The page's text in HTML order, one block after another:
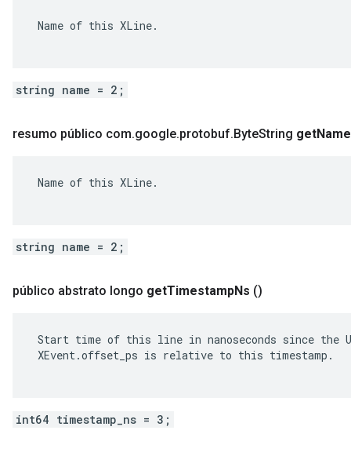
Name of this XLine.
string name = 2;
resumo público com.google.protobuf.ByteString getName
Name of this XLine.
string name = 2;
público abstrato longo getTimestampNs ()
Start time of this line in nanoseconds since the
XEvent.offset_ps is relative to this timestamp.
int64 timestamp_ns = 3;